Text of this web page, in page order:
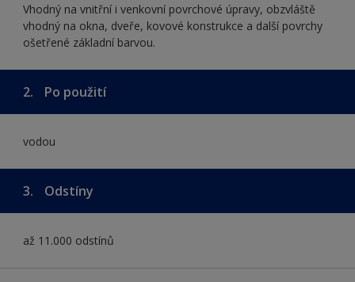
Vhodný na vnitřní i venkovní povrchové úpravy, obzvláště
vhodný na okna, dveře, kovové konstrukce a další povrchy
ošetřené základní barvou.
2. Po použití
vodou
3. Odstíny
až 11.000 odstínů